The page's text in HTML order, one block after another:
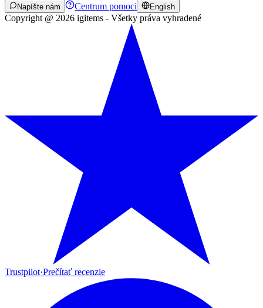
Napíšte nám Centrum pomoci English
Copyright @ 2026 igitems - Všetky práva vyhradené
Trustpilot·Prečítať recenzie